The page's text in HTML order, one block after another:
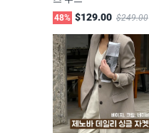
48% $129.00 $249.00